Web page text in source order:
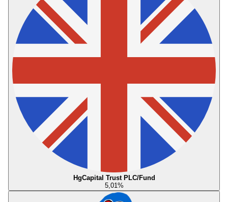
HgCapital Trust PLC/Fund
5,01%